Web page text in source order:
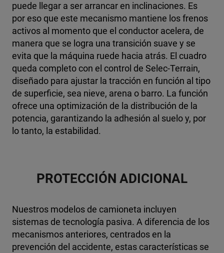
puede llegar a ser arrancar en inclinaciones. Es
por eso que este mecanismo mantiene los frenos
activos al momento que el conductor acelera, de
manera que se logra una transición suave y se
evita que la máquina ruede hacia atrás. El cuadro
queda completo con el control de Selec-Terrain,
diseñado para ajustar la tracción en función al tipo
de superficie, sea nieve, arena o barro. La función
ofrece una optimización de la distribución de la
potencia, garantizando la adhesión al suelo y, por
lo tanto, la estabilidad.
PROTECCIÓN ADICIONAL
Nuestros modelos de camioneta incluyen
sistemas de tecnología pasiva. A diferencia de los
mecanismos anteriores, centrados en la
prevención del accidente, estas características se